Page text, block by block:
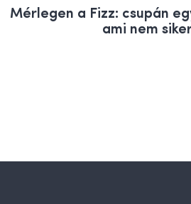
Mérlegen a Fizz: csupán
ami nem